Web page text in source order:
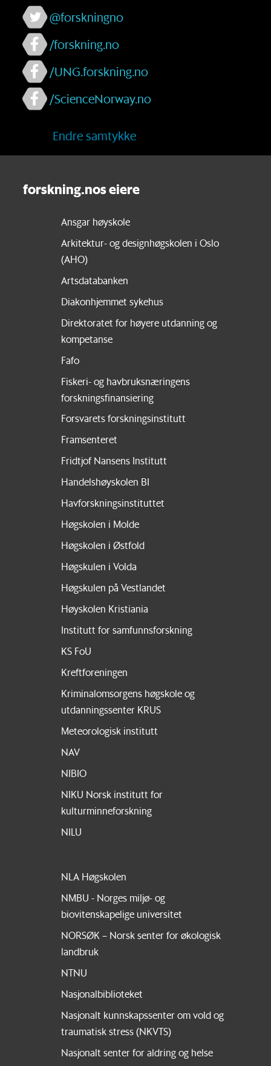
@forskningno
/forskning.no
/UNG.forskning.no
/ScienceNorway.no
Endre samtykke
forskning.nos eiere
Ansgar høyskole
Arkitektur- og designhøgskolen i Oslo
(AHO)
Artsdatabanken
Diakonhjemmet sykehus
Direktoratet for høyere utdanning og
kompetanse
Fafo
Fiskeri- og havbruksnæringens
forskningsfinansiering
Forsvarets forskningsinstitutt
Framsenteret
Fridtjof Nansens Institutt
Handelshøyskolen BI
Havforskningsinstituttet
Høgskolen i Molde
Høgskolen i Østfold
Høgskulen i Volda
Høgskulen på Vestlandet
Høyskolen Kristiania
Institutt for samfunnsforskning
KS FoU
Kreftforeningen
Kriminalomsorgens høgskole og
utdanningssenter KRUS
Meteorologisk institutt
NAV
NIBIO
NIKU Norsk institutt for
kulturminneforskning
NILU
NLA Høgskolen
NMBU - Norges miljø- og
biovitenskapelige universitet
NORSØK – Norsk senter for økologisk
landbruk
NTNU
Nasjonalbiblioteket
Nasjonalt kunnskapssenter om vold og
traumatisk stress (NKVTS)
Nasjonalt senter for aldring og helse